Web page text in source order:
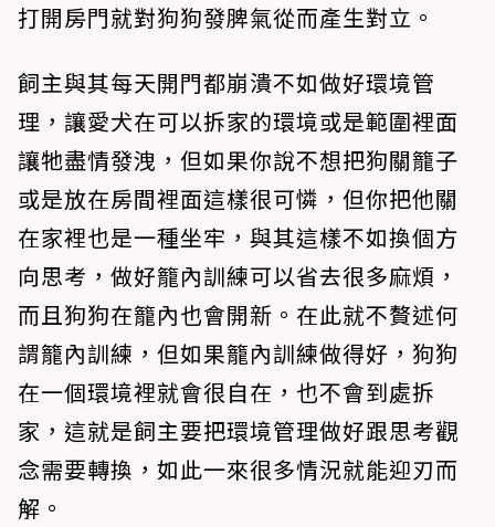
打開房門就對狗狗發脾氣從而產生對立。
飼主與其每天開門都崩潰不如做好環境管
理，讓愛犬在可以拆家的環境或是範圍裡面
讓牠盡情發洩，但如果你說不想把狗關籠子
或是放在房間裡面這樣很可憐，但你把他關
在家裡也是一種坐牢，與其這樣不如換個方
向思考，做好籠內訓練可以省去很多麻煩，
而且狗狗在籠內也會開新。在此就不贅述何
謂籠內訓練，但如果籠內訓練做得好，狗狗
在一個環境裡就會很自在，也不會到處拆
家，這就是飼主要把環境管理做好跟思考觀
念需要轉換，如此一來很多情況就能迎刃而
解。